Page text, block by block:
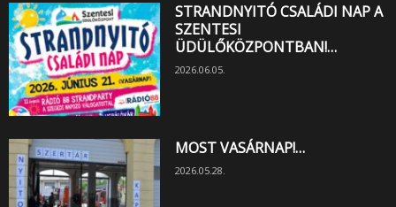
STRANDNYITÓ CSALÁDI NAP A
SZENTESI
ÜDÜLŐKÖZPONTBAN!…
2026.06.05.
MOST VASÁRNAP!…
2026.05.28.